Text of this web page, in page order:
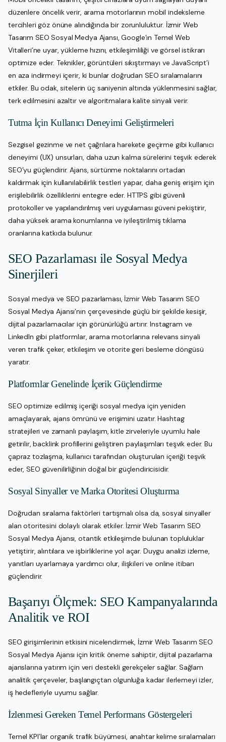
düzenlere öncelik verir, arama motorlarının mobil indeksleme
tercihleri göz önüne alındığında bir zorunluluktur. İzmir Web
Tasarım SEO Sosyal Medya Ajansı, Google’ın Temel Web
Vitalleri’ne uyar, yükleme hızını, etkileşimliliği ve görsel istikrarı
optimize eder. Teknikler, görüntüleri sıkıştırmayı ve JavaScript’i
en aza indirmeyi içerir, ki bunlar doğrudan SEO sıralamalarını
etkiler. Bu odak, sitelerin üç saniyenin altında yüklenmesini sağlar,
terk edilmesini azaltır ve algoritmalara kalite sinyali verir.
Tutma İçin Kullanıcı Deneyimi Geliştirmeleri
Sezgisel gezinme ve net çağrılara harekete geçirme gibi kullanıcı
deneyimi (UX) unsurları, daha uzun kalma sürelerini teşvik ederek
SEO’yu güçlendirir. Ajans, sürtünme noktalarını ortadan
kaldırmak için kullanılabilirlik testleri yapar, daha geniş erişim için
erişilebilirlik özelliklerini entegre eder. HTTPS gibi güvenli
protokoller ve yapılandırılmış veri uygulaması güveni pekiştirir,
daha yüksek arama konumlarına ve iyileştirilmiş tıklama
oranlarına katkıda bulunur.
SEO Pazarlaması ile Sosyal Medya
Sinerjileri
Sosyal medya ve SEO pazarlaması, İzmir Web Tasarım SEO
Sosyal Medya Ajansı’nın çerçevesinde güçlü bir şekilde kesişir,
dijital pazarlamacılar için görünürlüğü artırır. Instagram ve
LinkedIn gibi platformlar, arama motorlarına relevans sinyali
veren trafik çeker, etkileşim ve otorite geri besleme döngüsü
yaratır.
Platformlar Genelinde İçerik Güçlendirme
SEO optimize edilmiş içeriği sosyal medya için yeniden
amaçlayarak, ajans ömrünü ve erişimini uzatır. Hashtag
stratejileri ve zamanlı paylaşım, kitle zirveleriyle uyumlu hale
getirilir, backlink profillerini geliştiren paylaşımları teşvik eder. Bu
çapraz tozlaşma, kullanıcı tarafından oluşturulan içeriği teşvik
eder, SEO güvenilirliğinin doğal bir güçlendiricisidir.
Sosyal Sinyaller ve Marka Otoritesi Oluşturma
Doğrudan sıralama faktörleri tartışmalı olsa da, sosyal sinyaller
alan otoritesini dolaylı olarak etkiler. İzmir Web Tasarım SEO
Sosyal Medya Ajansı, otantik etkileşimde bulunan topluluklar
yetiştirir, alıntılara ve işbirliklerine yol açar. Duygu analizi izleme,
yanıtları uyarlamaya yardımcı olur, ilişkileri ve online itibarı
güçlendirir.
Başarıyı Ölçmek: SEO Kampanyalarında
Analitik ve ROI
SEO girişimlerinin etkisini nicelendirmek, İzmir Web Tasarım SEO
Sosyal Medya Ajansı için kritik öneme sahiptir, dijital pazarlama
ajanslarına yatırım için veri destekli gerekçeler sağlar. Sağlam
analitik çerçeveler, başlangıçtan olgunluğa kadar ilerlemeyi izler,
iş hedefleriyle uyumu sağlar.
İzlenmesi Gereken Temel Performans Göstergeleri
Temel KPI’lar organik trafik büyümesi, anahtar kelime sıralamaları